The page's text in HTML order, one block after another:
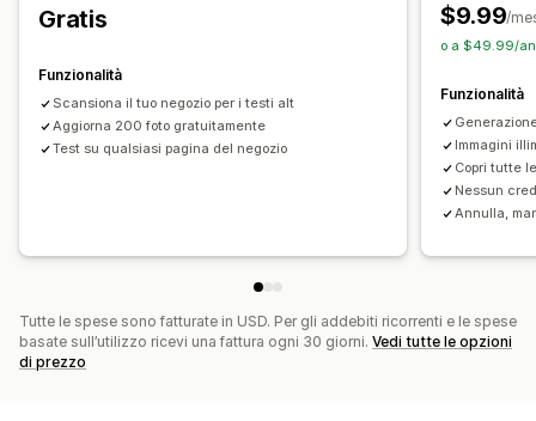
Gratis
Funzionalità
Scansiona il tuo negozio per i testi alt
Aggiorna 200 foto gratuitamente
Test su qualsiasi pagina del negozio
$9.99/
o a $49.99/
Funzionalità
Immagini
Copri tutte
Nessun
Annulla,
Tutte le spese sono fatturate in USD. Per gli addebiti ricorrenti e le spese
basate sull’utilizzo ricevi una fattura ogni 30 giorni. Vedi tutte le opzioni
di prezzo